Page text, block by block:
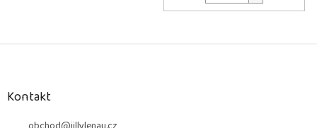
Z
Kontakt